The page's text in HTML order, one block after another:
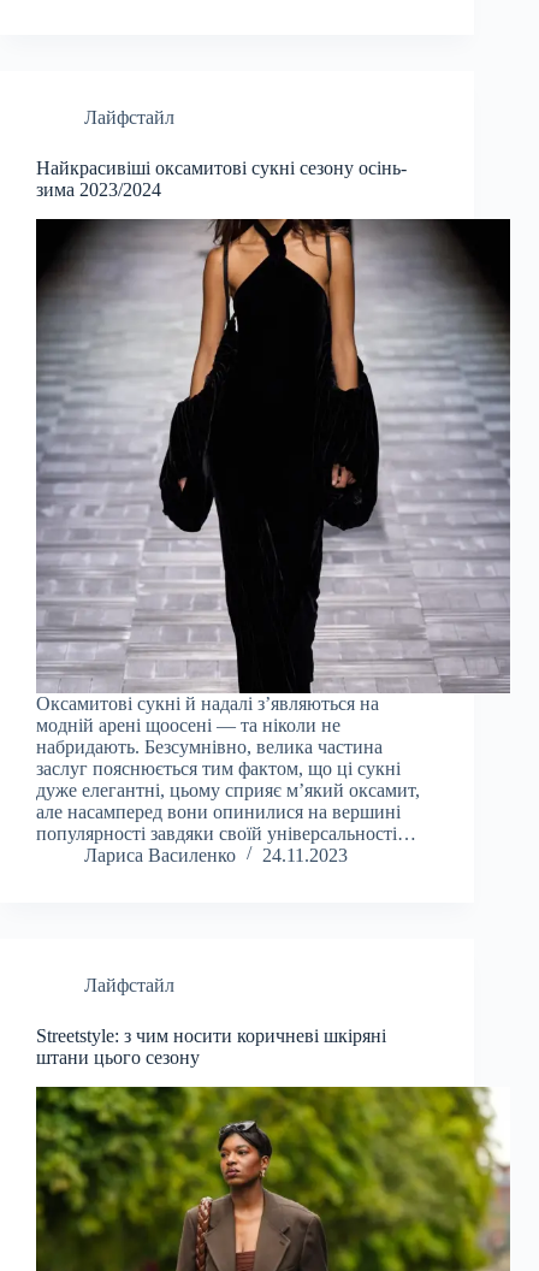
Лайфстайл
Найкрасивіші оксамитові сукні сезону осінь-
зима 2023/2024
Оксамитові сукні й надалі з’являються на
модній арені щоосені — та ніколи не
набридають. Безсумнівно, велика частина
заслуг пояснюється тим фактом, що ці сукні
дуже елегантні, цьому сприяє мʼякий оксамит,
але насамперед вони опинилися на вершині
популярності завдяки своїй універсальності…
Лариса Василенко
24.11.2023
Лайфстайл
Streetstyle: з чим носити коричневі шкіряні
штани цього сезону